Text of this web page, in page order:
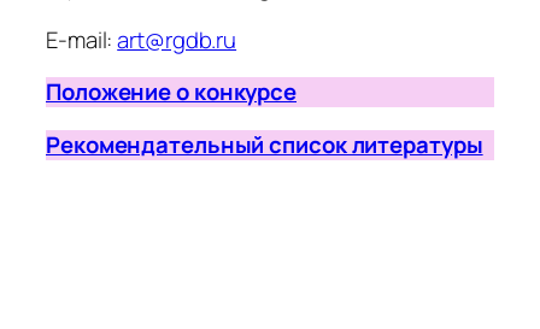
E-mail:art@rgdb.ru
Положение о конкурсе
Рекомендательный список литературы